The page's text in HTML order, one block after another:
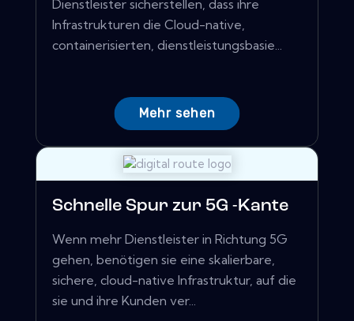
Dienstleister sicherstellen, dass ihre
Infrastrukturen die Cloud-native,
containerisierten, dienstleistungsbasie...
Mehr sehen
Schnelle Spur zur 5G -Kante
Wenn mehr Dienstleister in Richtung 5G
gehen, benötigen sie eine skalierbare,
sichere, cloud-native Infrastruktur, auf die
sie und ihre Kunden ver...